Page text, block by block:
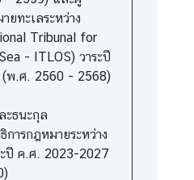
ทะเลระหว่าง
Tribunal for
- ITLOS) วาระปี
พ.ศ. 2560 - 2568)
ะธนะกุล
ารกฎหมายระหว่าง
ะปี ค.ศ. 2023-2027